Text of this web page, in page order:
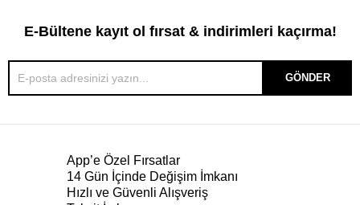
E-Bültene kayıt ol fırsat & indirimleri kaçırma!
GÖNDER
App’e Özel Fırsatlar
14 Gün İçinde Değişim İmkanı
Hızlı ve Güvenli Alışveriş